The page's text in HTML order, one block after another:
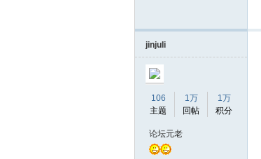
坛
jinjuli
106
主题
1万
回帖
1万
积分
论坛元老